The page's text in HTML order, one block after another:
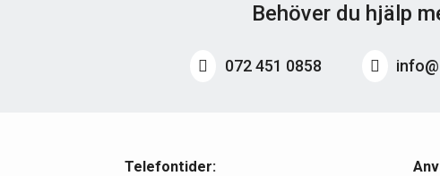
Behöver du hjälp
072 451 0858
Telefontider: